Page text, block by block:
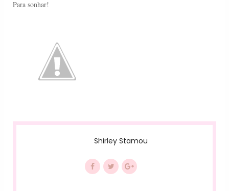
Para sonhar!
Shirley Stamou